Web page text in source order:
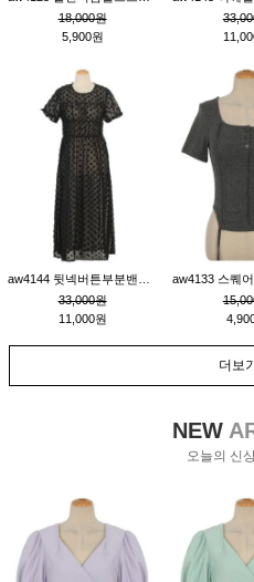
18,000원
5,900원
33,000원
11,000원
더보
NEW
오늘의 신